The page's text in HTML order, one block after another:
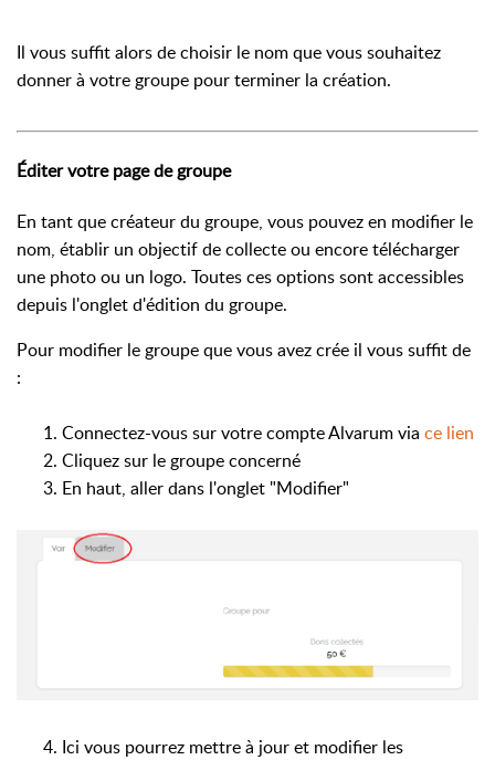
Il vous suffit alors de choisir le nom que vous souhaitez
donner à votre groupe pour terminer la création.
Éditer votre page de groupe
En tant que créateur du groupe, vous pouvez en modifier le
nom, établir un objectif de collecte ou encore télécharger
une photo ou un logo. Toutes ces options sont accessibles
depuis l'onglet d'édition du groupe.
Pour modifier le groupe que vous avez crée il vous suffit de
:
1. Connectez-vous sur votre compte Alvarum via ce lien
2. Cliquez sur le groupe concerné
3. En haut, aller dans l'onglet "Modifier"
4. Ici vous pourrez mettre à jour et modifier les